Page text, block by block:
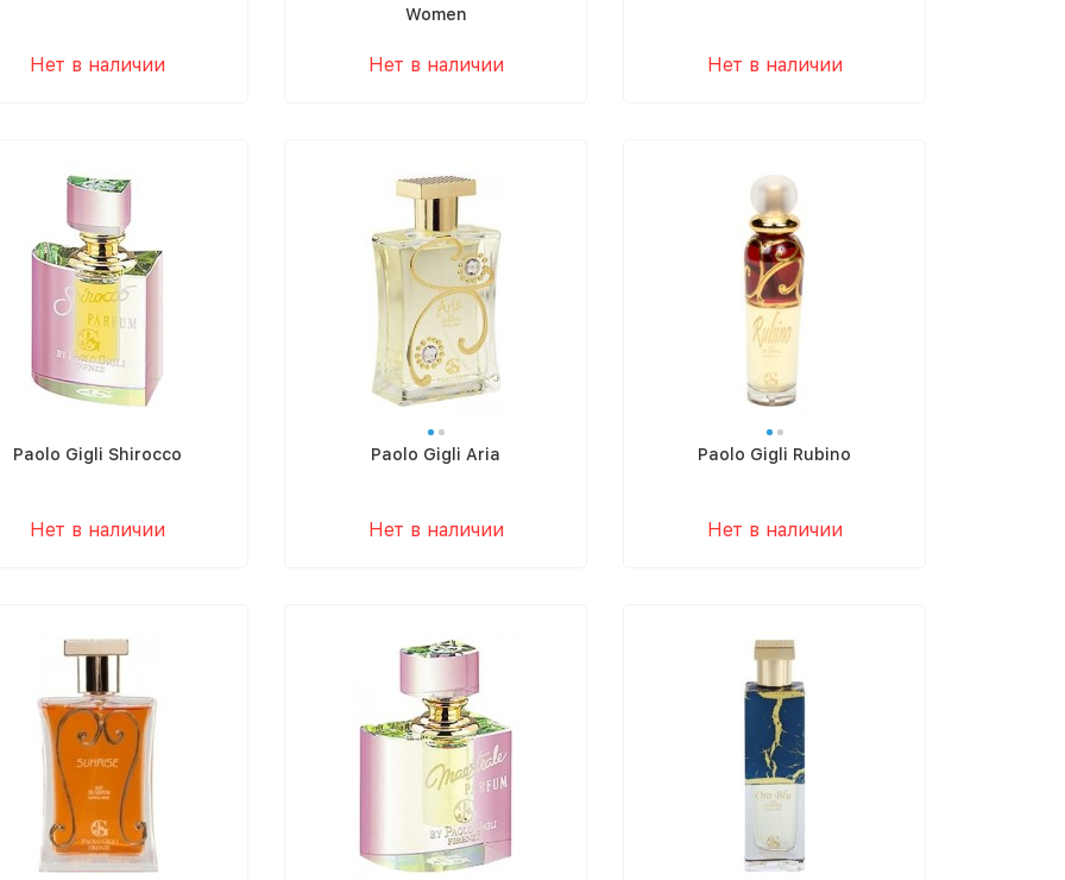
Нет в наличии
Women
Нет в наличии Нет в наличии
Paolo Gigli Shirocco
Нет в наличии
Paolo Gigli Aria
Нет в наличии
Paolo Gigli Rubino
Нет в наличии